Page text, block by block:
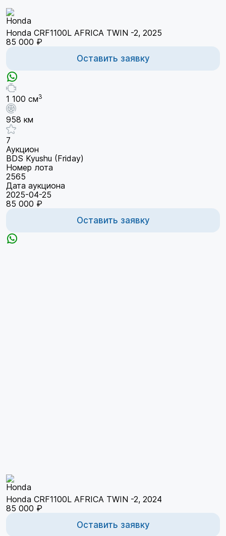
Honda CRF1100L AFRICA TWIN -2, 2025
85 000 ₽
Оставить заявку
1 100 см3
958 км
7
Аукцион
BDS Kyushu (Friday)
Номер лота
2565
Дата аукциона
2025-04-25
85 000 ₽
Оставить заявку
Honda CRF1100L AFRICA TWIN -2, 2024
85 000 ₽
Оставить заявку